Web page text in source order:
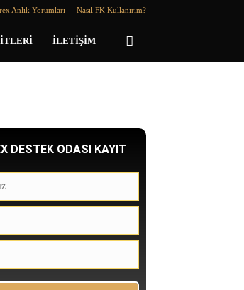
Anlık Yorumları Nasıl FK Kullanırım?
İLETIŞIM
DESTEK ODASI KAYIT